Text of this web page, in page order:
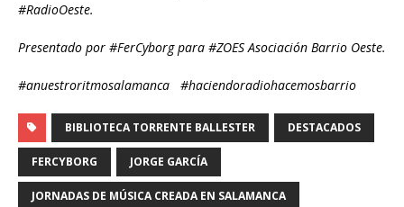
#RadioOeste.
Presentado por #FerCyborg para #ZOES Asociación Barrio Oeste.
#anuestroritmosalamanca #haciendoradiohacemosbarrio
BIBLIOTECA TORRENTE BALLESTER DESTACADOS
FERCYBORG JORGE GARCÍA
JORNADAS DE MÚSICA CREADA EN SALAMANCA